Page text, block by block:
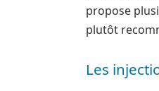
propose
plutôt
Les